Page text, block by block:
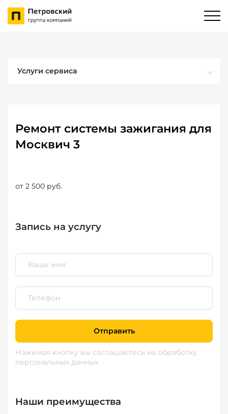
Услуги сервиса
Ремонт системы зажигания для
Москвич 3
от 2 500 руб.
Запись на услугу
Отправить
Нажимая кнопку вы соглашаетесь на обработку
персональных данных
Наши преимущества